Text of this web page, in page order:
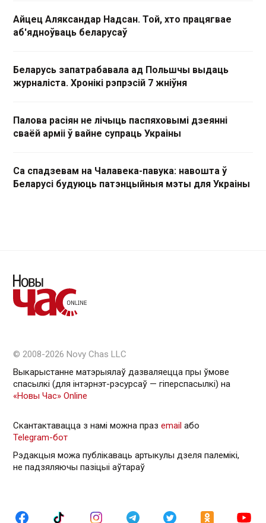
Айцец Аляксандар Надсан. Той, хто працягвае
аб'ядноўваць беларусаў
Беларусь запатрабавала ад Польшчы выдаць
журналіста. Хронікі рэпрэсій 7 жніўня
Палова расіян не лічыць паспяховымі дзеянні
сваёй арміі ў вайне супраць Украіны
Са спадзевам на Чалавека-павука: навошта ў
Беларусі будуюць патэнцыйныя мэты для Украіны
© 2008-2026 Novy Chas LLC
Выкарыстанне матэрыялаў дазваляецца пры ўмове
спасылкі (для інтэрнэт-рэсурсаў — гiперспасылкi) на
«Новы Час» Online
Скантактавацца з намі можна праз email або
Telegram-бот
Рэдакцыя можа публікаваць артыкулы дзеля палемікі,
не падзяляючы пазіцыі аўтараў